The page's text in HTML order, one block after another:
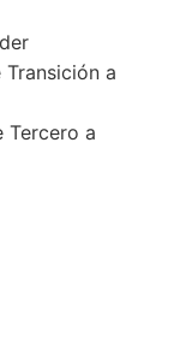
a
Tercero a